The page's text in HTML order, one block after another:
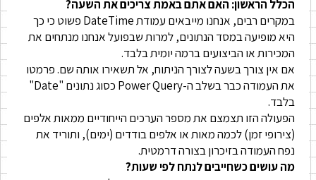
הכלל הראשון: האם אתם באמת צריכים את השעה?
במקרים רבים, אנחנו מייבאים עמודת DateTime פשוט כי כך
היא מופיעה במסד הנתונים, למרות שבפועל אנחנו מנתחים את
המכירות או הביצועים ברמה יומית בלבד.
אם אין צורך בשעה לצורך הניתוח, אל תשאירו אותה שם. פרמטו
את העמודה כבר בשלב ה-Power Query כסוג נתונים "Date"
בלבד.
הפעולה הזו תצמצם את מספר הערכים הייחודיים ממאות אלפים
(צירופי זמן) לכמה מאות או אלפים בודדים (ימים), ותוריד את
נפח העמודה בזיכרון בצורה דרמטית.
מה עושים כשחייבים לנתח לפי שעות?